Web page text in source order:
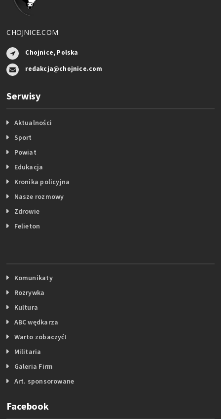
CHOJNICE.COM
Chojnice, Polska
redakcja@chojnice.com
Serwisy
Aktualności
Sport
Powiat
Edukacja
Kronika policyjna
Nasze rozmowy
Zdrowie
Felieton
Komunikaty
Rozrywka
Kultura
ABC wędkarza
Warto zobaczyć!
Militaria
Galeria Firm
Art. sponsorowane
Facebook